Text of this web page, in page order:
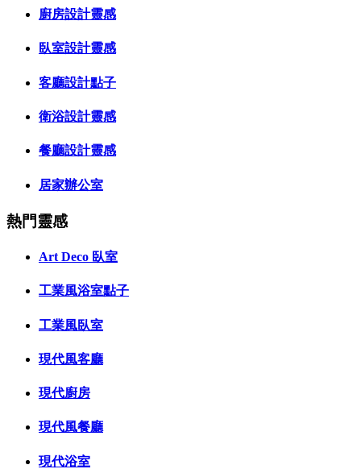
廚房設計靈感
臥室設計靈感
客廳設計點子
衛浴設計靈感
餐廳設計靈感
居家辦公室
熱門靈感
Art Deco 臥室
工業風浴室點子
工業風臥室
現代風客廳
現代廚房
現代風餐廳
現代浴室